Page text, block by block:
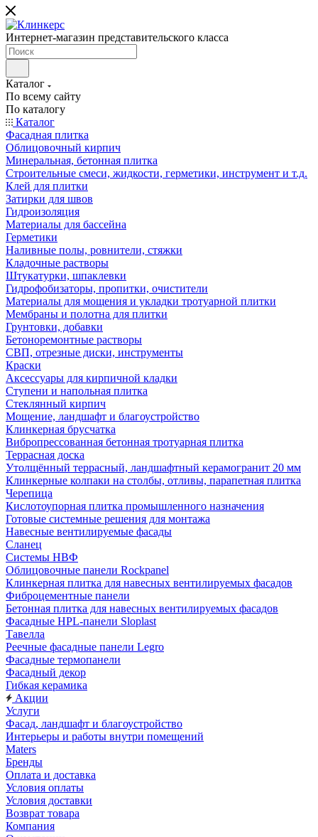
Интернет-магазин представительского класса
Каталог
По всему сайту
По каталогу
Каталог
Фасадная плитка
Облицовочный кирпич
Минеральная, бетонная плитка
Строительные смеси, жидкости, герметики, инструмент и т.д.
Клей для плитки
Затирки для швов
Гидроизоляция
Материалы для бассейна
Герметики
Наливные полы, ровнители, стяжки
Кладочные растворы
Штукатурки, шпаклевки
Гидрофобизаторы, пропитки, очистители
Материалы для мощения и укладки тротуарной плитки
Мембраны и полотна для плитки
Грунтовки, добавки
Бетоноремонтные растворы
СВП, отрезные диски, инструменты
Краски
Аксессуары для кирпичной кладки
Ступени и напольная плитка
Cтеклянный кирпич
Мощение, ландшафт и благоустройство
Клинкерная брусчатка
Вибропрессованная бетонная тротуарная плитка
Террасная доска
Утолщённый террасный, ландшафтный керамогранит 20 мм
Клинкерные колпаки на столбы, отливы, парапетная плитка
Черепица
Кислотоупорная плитка промышленного назначения
Готовые системные решения для монтажа
Навесные вентилируемые фасады
Сланец
Системы НВФ
Облицовочные панели Rockpanel
Клинкерная плитка для навесных вентилируемых фасадов
Фиброцементные панели
Бетонная плитка для навесных вентилируемых фасадов
Фасадные HPL-панели Sloplast
Тавелла
Реечные фасадные панели Legro
Фасадные термопанели
Фасадный декор
Гибкая керамика
Акции
Услуги
Фасад, ландшафт и благоустройство
Интерьеры и работы внутри помещений
Maters
Бренды
Оплата и доставка
Условия оплаты
Условия доставки
Возврат товара
Компания